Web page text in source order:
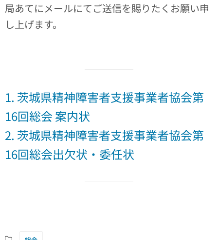
局あてにメールにてご送信を賜りたくお願い申
し上げます。
1. 茨城県精神障害者支援事業者協会第
16回総会 案内状
2. 茨城県精神障害者支援事業者協会第
16回総会出欠状・委任状